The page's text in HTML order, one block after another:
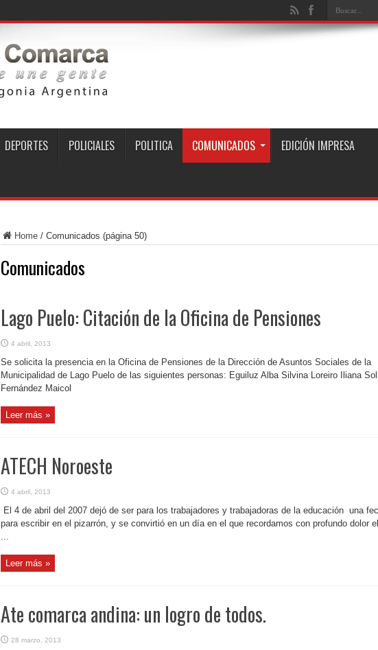
DEPORTES POLICIALES POLITICA COMUNICADOS EDICIÓN IMPRESA
Home/ Comunicados (página 50)
Comunicados
Lago Puelo: Citación de la Oficina de Pensiones
4 abril, 2013
Se solicita la presencia en la Oficina de Pensiones de la Dirección de Asuntos Sociales de la
Municipalidad de Lago Puelo de las siguientes personas: Eguiluz Alba Silvina Loreiro Iliana
Fernández Maicol
Leer más »
ATECH Noroeste
4 abril, 2013
El 4 de abril del 2007 dejó de ser para los trabajadores y trabajadoras de la educación una
para escribir en el pizarrón, y se convirtió en un día en el que recordamos con profundo dolor
...
Leer más »
Ate comarca andina: un logro de todos.
28 marzo, 2013